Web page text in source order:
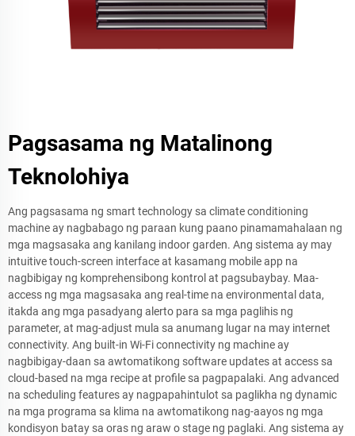
Pagsasama ng Matalinong
Teknolohiya
Ang pagsasama ng smart technology sa climate conditioning
machine ay nagbabago ng paraan kung paano pinamamahalaan ng
mga magsasaka ang kanilang indoor garden. Ang sistema ay may
intuitive touch-screen interface at kasamang mobile app na
nagbibigay ng komprehensibong kontrol at pagsubaybay. Maa-
access ng mga magsasaka ang real-time na environmental data,
itakda ang mga pasadyang alerto para sa mga paglihis ng
parameter, at mag-adjust mula sa anumang lugar na may internet
connectivity. Ang built-in Wi-Fi connectivity ng machine ay
nagbibigay-daan sa awtomatikong software updates at access sa
cloud-based na mga recipe at profile sa pagpapalaki. Ang advanced
na scheduling features ay nagpapahintulot sa paglikha ng dynamic
na mga programa sa klima na awtomatikong nag-aayos ng mga
kondisyon batay sa oras ng araw o stage ng paglaki. Ang sistema ay